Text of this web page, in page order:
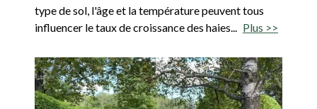
type de sol, l'âge et la température peuvent tous
influencer le taux de croissance des haies...
Plus >>